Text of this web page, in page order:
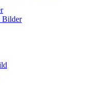
Bilder